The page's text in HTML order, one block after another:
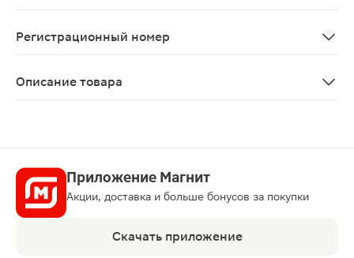
Регистрационный номер
Описание товара
Приложение Магнит
Акции, доставка и больше бонусов за покупки
Скачать приложение